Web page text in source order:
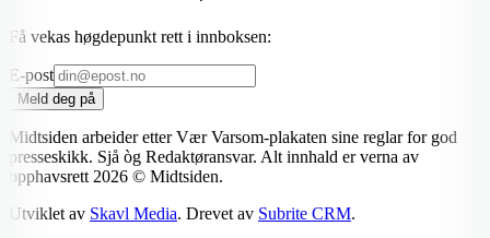
Få vekas høgdepunkt rett i innboksen:
E-post
Meld deg på
Midtsiden arbeider etter Vær Varsom-plakaten sine reglar for god
presseskikk. Sjå òg Redaktøransvar. Alt innhald er verna av
opphavsrett2026 © Midtsiden.
Utviklet av Skavl Media. Drevet av Subrite CRM.